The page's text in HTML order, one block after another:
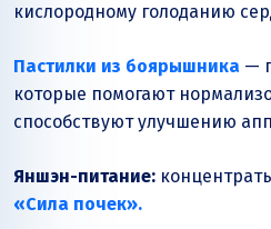
кислородному голоданию
Пастилки из боярышника —
которые помогают
способствуют улучшению
Яншэн-питание:
«Сила почек».